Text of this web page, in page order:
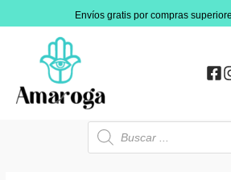
al
Envíos gratis por compras
Búsqueda
productos